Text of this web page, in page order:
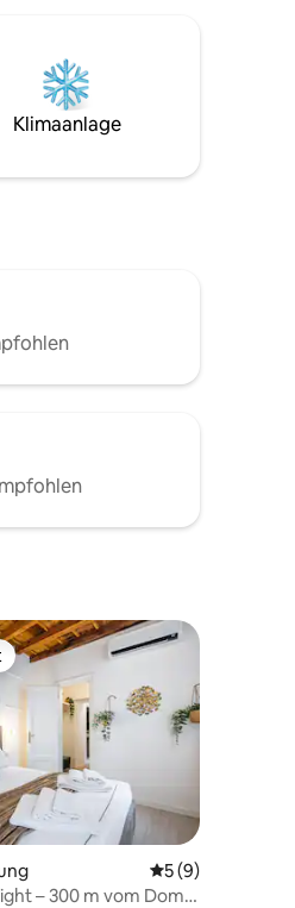
Klimaanlage
5 von 5, 7 Bewertungen
5 (9)
– 300 m vom Dom